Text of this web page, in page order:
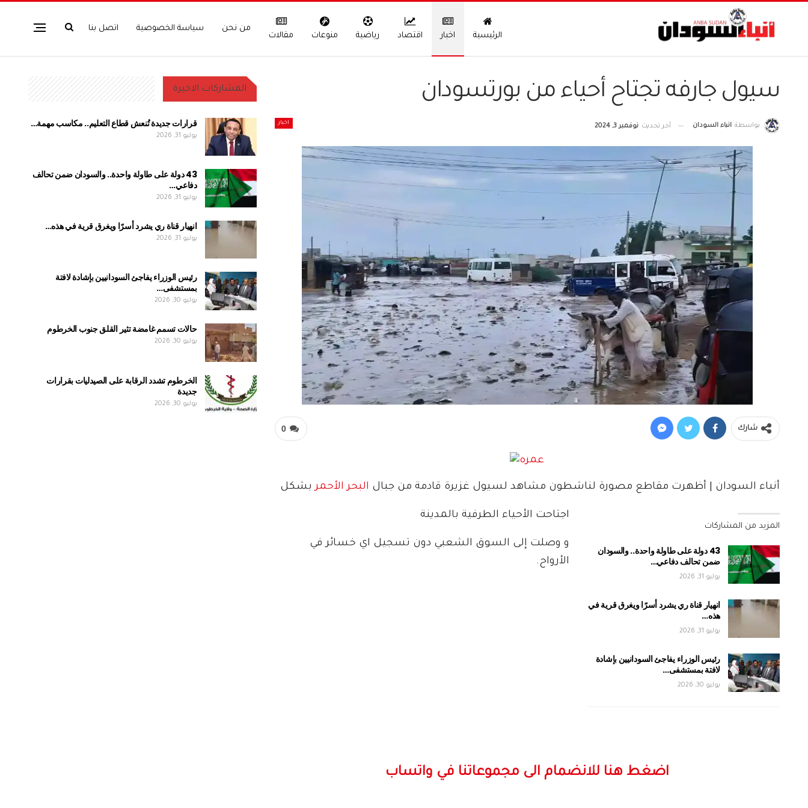
الرئيسية اخبار اقتصاد رياضية منوعات مقالات
من نحن سياسة الخصوصية اتصل بنا
سيول جارفه تجتاح أحياء من بورتسودان
اخبار بواسطة انباء السودان آخر تحديث نوفمبر 3, 2024
0 شارك
أنباء السودان | أظهرت مقاطع مصورة لناشطون مشاهد لسيول غزيرة قادمة من جبال البحر الأحمربشكل
المزيد من المشاركات
43 دولة على طاولة واحدة.. والسودان
ضمن تحالف دفاعي…
يوليو 31, 2026
انهيار قناة ري يشرد أسرًا ويغرق قرية في
هذه…
يوليو 31, 2026
رئيس الوزراء يفاجئ السودانيين بإشادة
لافتة بمستشفى…
يوليو 30, 2026
اجتاحت الأحياء الطرفية بالمدينة
و وصلت إلى السوق الشعبي دون تسجيل اي خسائر في
الأرواح.
اضغط هنا للانضمام الى مجموعاتنا في واتساب
المشاركات الاخيرة
قرارات جديدة تُنعش قطاع التعليم.. مكاسب مهمة…
يوليو 31, 2026
43 دولة على طاولة واحدة.. والسودان ضمن تحالف
دفاعي…
يوليو 31, 2026
انهيار قناة ري يشرد أسرًا ويغرق قرية في هذه…
يوليو 31, 2026
رئيس الوزراء يفاجئ السودانيين بإشادة لافتة
بمستشفى…
يوليو 30, 2026
حالات تسمم غامضة تثير القلق جنوب الخرطوم
يوليو 30, 2026
الخرطوم تشدد الرقابة على الصيدليات بقرارات
جديدة
يوليو 30, 2026